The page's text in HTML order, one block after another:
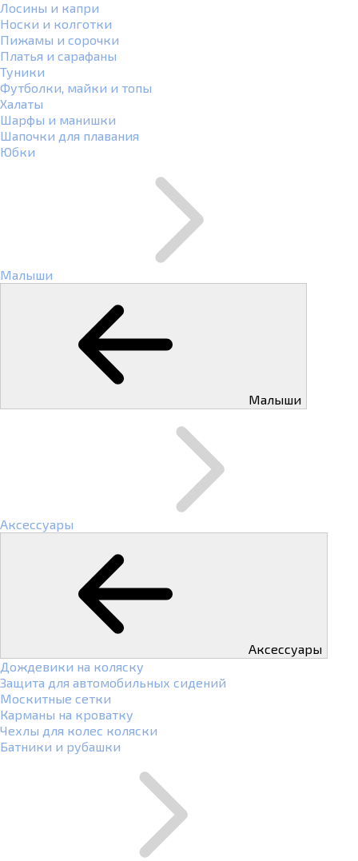
Лосины и капри
Носки и колготки
Пижамы и сорочки
Платья и сарафаны
Туники
Футболки, майки и топы
Халаты
Шарфы и манишки
Шапочки для плавания
Юбки
Малыши
Малыши
Аксессуары
Аксессуары
Дождевики на коляску
Защита для автомобильных сидений
Москитные сетки
Карманы на кроватку
Чехлы для колес коляски
Батники и рубашки